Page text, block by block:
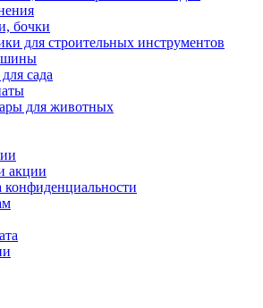
бочки
для строительных инструментов
сада
для животных
акции